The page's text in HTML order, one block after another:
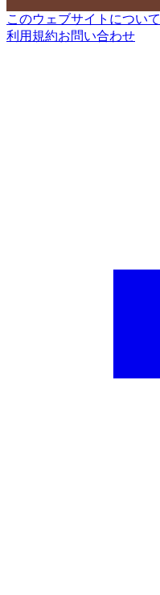
このウェブサイトについて
利用規約お問い合わせ